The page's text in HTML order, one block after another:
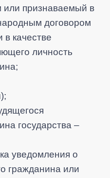
признаваемый в
договором
качестве
личность
государства –
уведомления о
гражданина или